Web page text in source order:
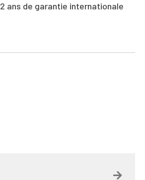
2 ans de garantie internationale